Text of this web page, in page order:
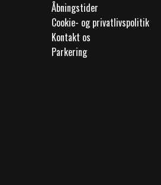
Åbningstider
Cookie- og privatlivspolitik
Kontakt os
Parkering